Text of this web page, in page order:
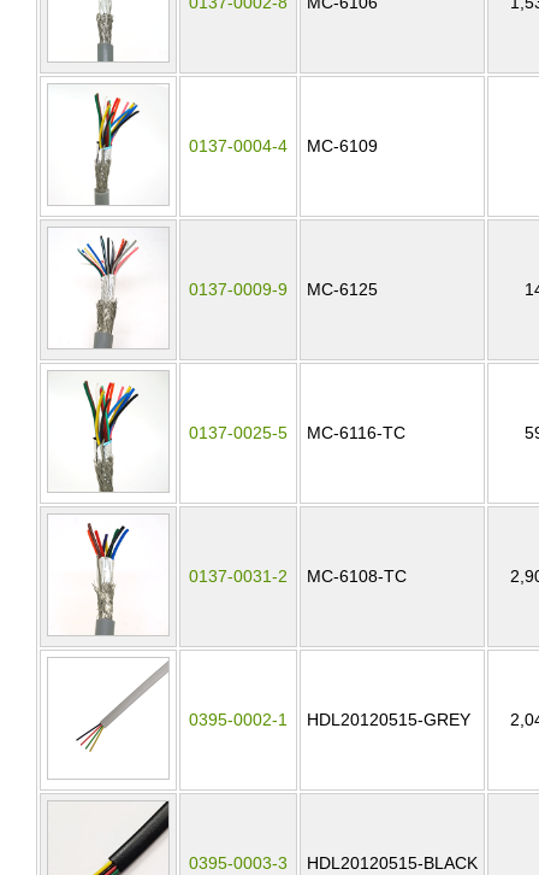
0137-0004-4 MC-6109
0137-0009-9 MC-6125
0137-0025-5 MC-6116-TC
0137-0031-2 MC-6108-TC
0395-0002-1 HDL20120515-GREY
0395-0003-3 HDL20120515-BLACK